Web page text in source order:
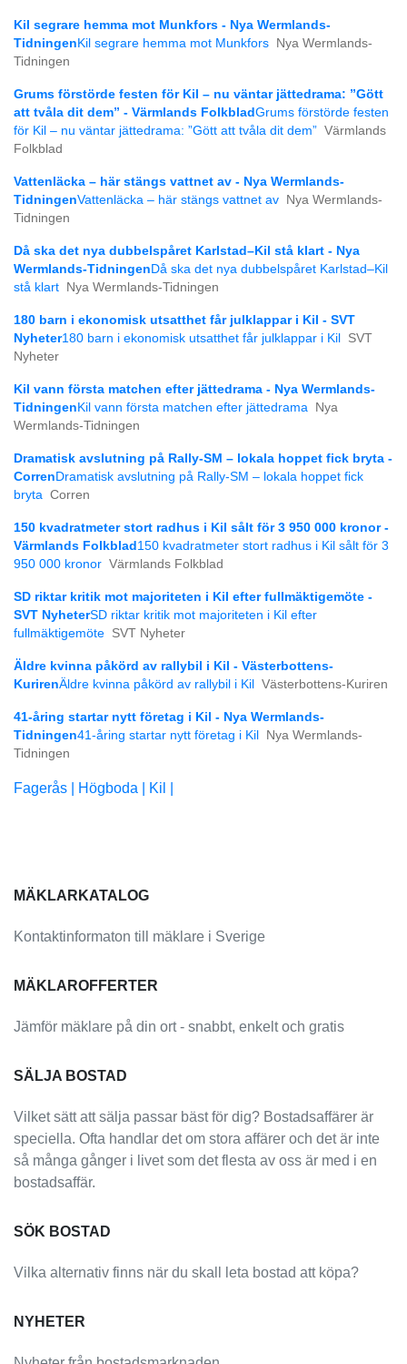
Kil segrare hemma mot Munkfors - Nya Wermlands-
Tidningen Kil segrare hemma mot Munkfors
Nya Wermlands-
Tidningen
Grums förstörde festen för Kil – nu väntar jättedrama: ”Gött
att tvåla dit dem” - Värmlands Folkblad Grums förstörde festen
för Kil – nu väntar jättedrama: ”Gött att tvåla dit dem” Värmlands
Folkblad
Vattenläcka – här stängs vattnet av - Nya Wermlands-
TidningenVattenläcka – här stängs vattnet av
Nya Wermlands-
Tidningen
Då ska det nya dubbelspåret Karlstad–Kil stå klart - Nya
Wermlands-Tidningen Då ska det nya dubbelspåret Karlstad–Kil
stå klart
Nya Wermlands-Tidningen
180 barn i ekonomisk utsatthet får julklappar i Kil - SVT
Nyheter180 barn i ekonomisk utsatthet får julklappar i Kil
SVT
Nyheter
Kil vann första matchen efter jättedrama - Nya Wermlands-
Tidningen Kil vann första matchen efter jättedrama
Nya
Wermlands-Tidningen
Dramatisk avslutning på Rally-SM – lokala hoppet fick bryta -
Corren Dramatisk avslutning på Rally-SM – lokala hoppet fick
bryta Corren
150 kvadratmeter stort radhus i Kil sålt för 3 950 000 kronor -
Värmlands Folkblad 150 kvadratmeter stort radhus i Kil sålt för 3
950 000 kronor Värmlands Folkblad
SD riktar kritik mot majoriteten i Kil efter fullmäktigemöte -
SVT NyheterSD riktar kritik mot majoriteten i Kil efter
fullmäktigemöte SVT Nyheter
Äldre kvinna påkörd av rallybil i Kil - Västerbottens-
KurirenÄldre kvinna påkörd av rallybil i Kil Västerbottens-Kuriren
41-åring startar nytt företag i Kil - Nya Wermlands-
Tidningen41-åring startar nytt företag i Kil
Nya Wermlands-
Tidningen
Fagerås | Högboda | Kil |
MÄKLARKATALOG
Kontaktinformaton till mäklare i Sverige
MÄKLAROFFERTER
Jämför mäklare på din ort - snabbt, enkelt och gratis
SÄLJA BOSTAD
Vilket sätt att sälja passar bäst för dig? Bostadsaffärer är
speciella. Ofta handlar det om stora affärer och det är inte
så många gånger i livet som det flesta av oss är med i en
bostadsaffär.
SÖK BOSTAD
Vilka alternativ finns när du skall leta bostad att köpa?
NYHETER